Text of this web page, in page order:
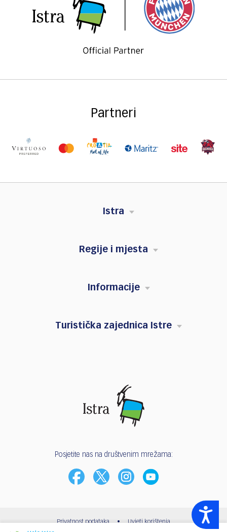
Accessibility
Partneri
Istra
Regije i mjesta
Informacije
Turistička zajednica Istre
Posjetite nas na društvenim mrežama:
Privatnost podataka • Uvjeti korištenja